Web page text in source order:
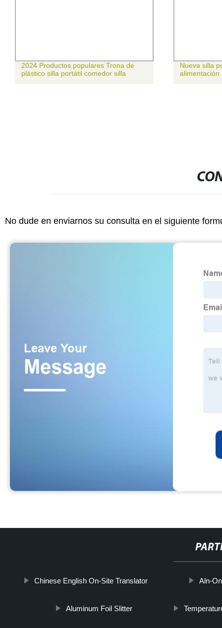
2024 Productos populares Trona de
plástico silla portátil comedor silla
Nueva silla
alimentación
No dude en enviarnos su consulta en el siguiente
Chinese English On-Site Translator Aln-
Aluminum Foil Slitter